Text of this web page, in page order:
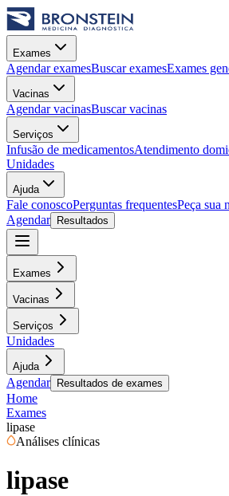
Exames
Agendar examesBuscar examesExames
Vacinas
Agendar vacinasBuscar vacinas
Serviços
Infusão de medicamentosAtendimento
Unidades
Ajuda
Fale conoscoPerguntas frequentesPeça sua
Agendar
Resultados
Exames
Vacinas
Serviços
Unidades
Ajuda
Agendar Resultados de exames
Home
Exames
lipase
Análises clínicas
lipase